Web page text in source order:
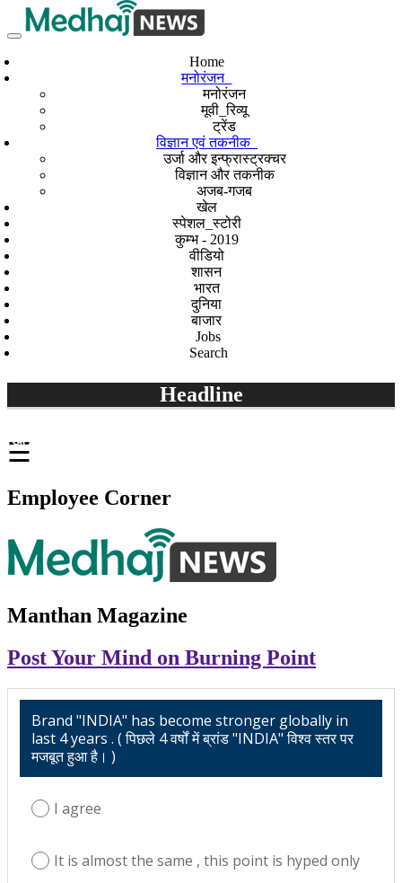
Home
मनोरंजन
मनोरंजन
मूवी_रिव्यू
ट्रेंड
विज्ञान एवं तकनीक
उर्जा और इन्फ्रास्ट्रक्चर
विज्ञान और तकनीक
अजब-गजब
खेल
स्पेशल_स्टोरी
कुम्भ - 2019
वीडियो
शासन
भारत
दुनिया
बाजार
Jobs
Search
Headline
☰
Employee Corner
Manthan Magazine
Post Your Mind on Burning Point
Brand "INDIA" has become stronger globally in
last 4 years . ( पिछले 4 वर्षों में ब्रांड "INDIA" विश्व स्तर पर
मजबूत हुआ है। )
I agree
It is almost the same , this point is hyped only